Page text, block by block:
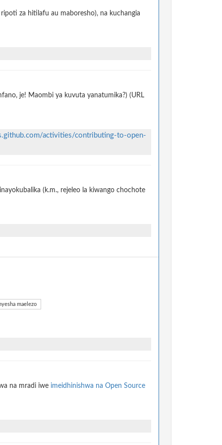
za hitilafu au maboresho), na kuchangia
je! Maombi ya kuvuta yanatumika?) (URL
activities/contributing-to-open-
(k.m., rejeleo la kiwango chochote
maelezo
na mradi iwe imeidhinishwa na Open Source